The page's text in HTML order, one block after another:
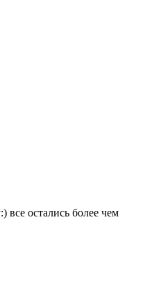
все остались более чем